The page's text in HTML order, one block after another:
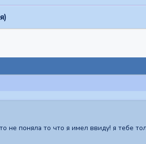
не поняла то что я имел ввиду! я тебе